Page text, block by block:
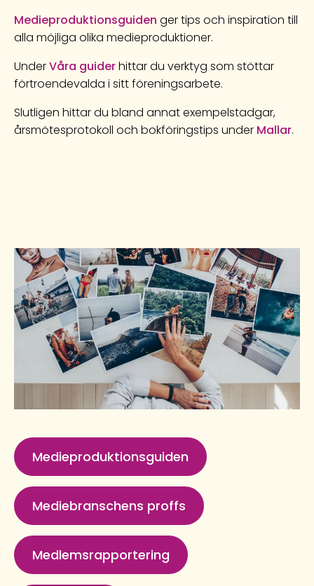
Medieproduktionsguiden ger tips och inspiration till
alla möjliga olika medieproduktioner.
UnderVåra guiderhittar du verktyg som stöttar
förtroendevalda i sitt föreningsarbete.
Slutligen hittar du bland annat exempelstadgar,
årsmötesprotokoll och bokföringstips under Mallar.
Medieproduktionsguiden
Mediebranschens proffs
Medlemsrapportering